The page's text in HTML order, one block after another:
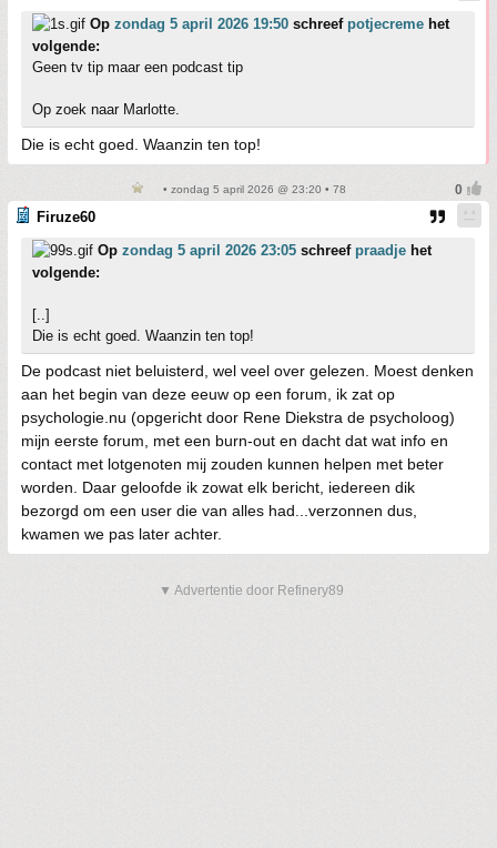
Op zondag 5 april 2026 19:50 schreef potjecreme het
volgende:
Geen tv tip maar een podcast tip
Op zoek naar Marlotte.
Die is echt goed. Waanzin ten top!
• zondag 5 april 2026 @ 23:20 • 78
Firuze60
Op zondag 5 april 2026 23:05 schreef praadje het
volgende:
[..]
Die is echt goed. Waanzin ten top!
De podcast niet beluisterd, wel veel over gelezen. Moest denken
aan het begin van deze eeuw op een forum, ik zat op
psychologie.nu (opgericht door Rene Diekstra de psycholoog)
mijn eerste forum, met een burn-out en dacht dat wat info en
contact met lotgenoten mij zouden kunnen helpen met beter
worden. Daar geloofde ik zowat elk bericht, iedereen dik
bezorgd om een user die van alles had...verzonnen dus,
kwamen we pas later achter.
▼ Advertentie door Refinery89